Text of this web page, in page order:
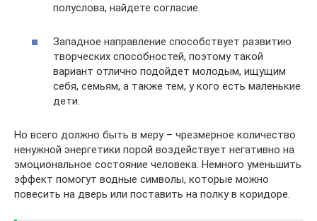
полуслова, найдете согласие.
Западное направление способствует развитию
творческих способностей, поэтому такой
вариант отлично подойдет молодым, ищущим
себя, семьям, а также тем, у кого есть маленькие
дети.
Но всего должно быть в меру – чрезмерное количество
ненужной энергетики порой воздействует негативно на
эмоциональное состояние человека. Немного уменьшить
эффект помогут водные символы, которые можно
повесить на дверь или поставить на полку в коридоре.